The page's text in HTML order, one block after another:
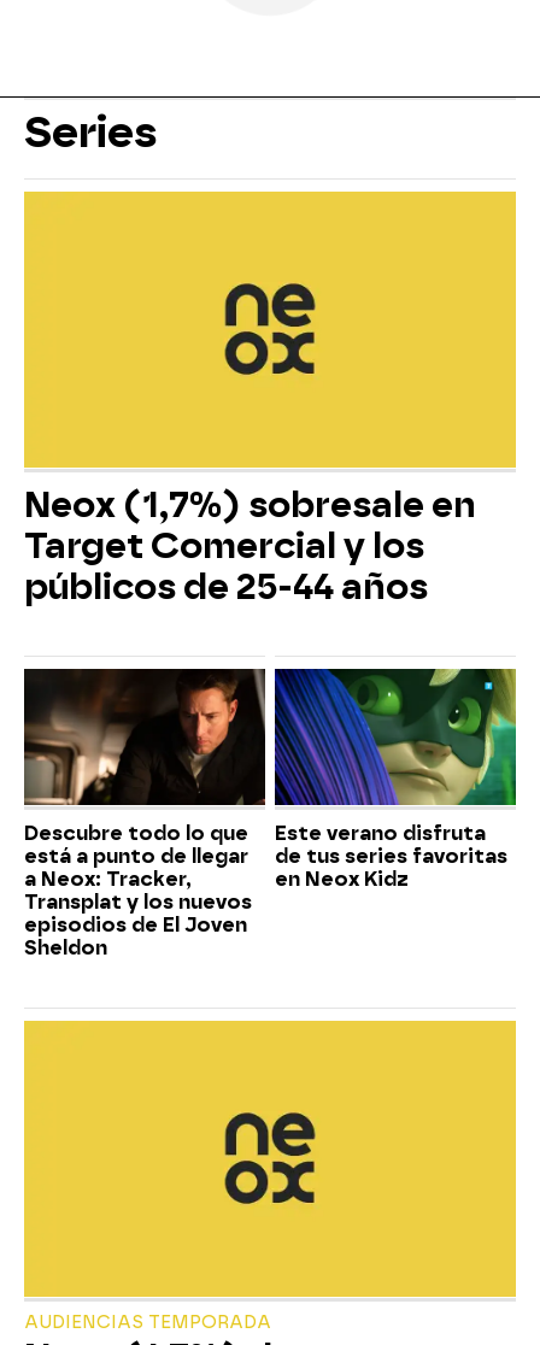
Series
Neox (1,7%) sobresale en
Target Comercial y los
públicos de 25-44 años
Descubre todo lo que
está a punto de llegar
a Neox: Tracker,
Transplat y los nuevos
episodios de El Joven
Sheldon
Este verano disfruta
de tus series favoritas
en Neox Kidz
AUDIENCIAS TEMPORADA